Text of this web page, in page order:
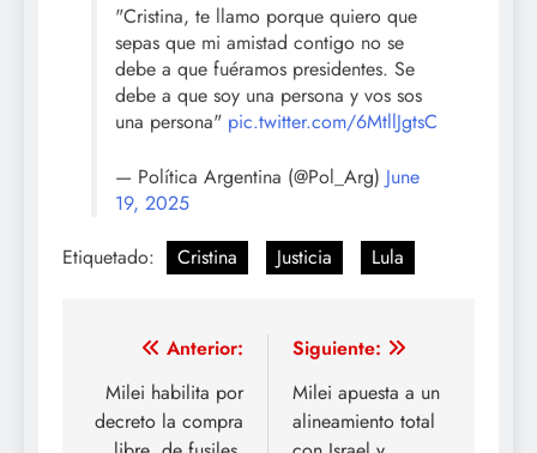
"Cristina, te llamo porque quiero que
sepas que mi amistad contigo no se
debe a que fuéramos presidentes. Se
debe a que soy una persona y vos sos
una persona" pic.twitter.com/6MtllJgtsC
— Política Argentina (@Pol_Arg) June
19, 2025
Etiquetado:
Cristina Justicia Lula
Navegación
de
entradas
Anterior:
Milei habilita por
decreto la compra
Siguiente:
Milei apuesta a un
alineamiento total